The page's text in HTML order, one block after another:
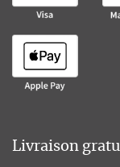
Livraison